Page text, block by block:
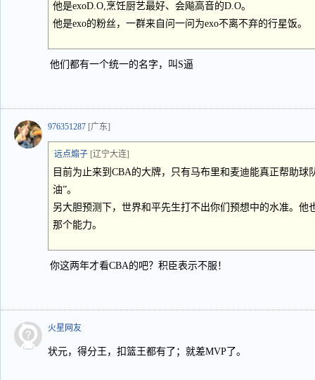
他是exoD.O,烹饪厨艺最好、会飚高音的D.O。
他是exo的粉丝，一群来自问一问为exo不离不弃的行星饭。
他们都有一个统一的名字，叫S逼
976351287 [广东]
远点煽子 [辽宁大连]
目前为止来到CBA的大牌，只有马布里和麦迪能真正帮助球
油”。
另大胆预测下，世界和平先生打不出你们预想中的水准。他
那个能力。
你这两年才看CBA的吧？积臣表示不服！
火星网友
状元，得分王，扣篮王都有了；就差MVP了。